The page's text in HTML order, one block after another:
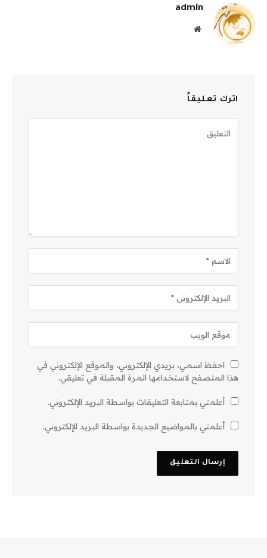
admin
موقع
اترك تعليقاً
احفظ اسمي، بريدي الإلكتروني، والموقع الإلكتروني في
هذا المتصفح لاستخدامها المرة المقبلة في تعليقي.
أعلمني بمتابعة التعليقات بواسطة البريد الإلكتروني.
أعلمني بالمواضيع الجديدة بواسطة البريد الإلكتروني.